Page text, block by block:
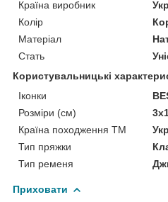
Країна виробник
Колір
Матеріал
Стать
Користувальницькі
Іконки
Розміри (см)
Країна походження ТМ
Тип пряжки
Тип ременя
Приховати